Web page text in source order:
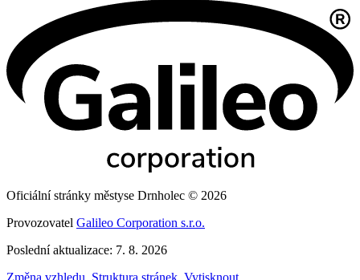
Oficiální stránky městyse Drnholec © 2026
Provozovatel Galileo Corporation s.r.o.
Poslední aktualizace: 7. 8. 2026
Změna vzhledu Struktura stránek Vytisknout